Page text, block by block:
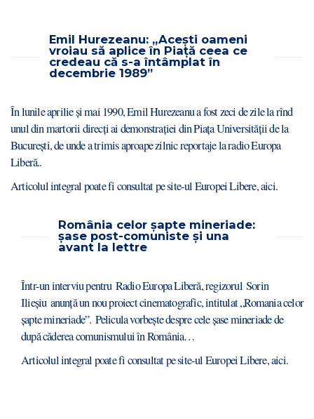
Emil Hurezeanu: „Acești oameni
vroiau să aplice în Piață ceea ce
credeau că s-a întâmplat în
decembrie 1989”
În lunile aprilie și mai 1990, Emil Hurezeanu a fost zeci de zile la rînd
unul din martorii direcți ai demonstrației din Piața Universității de la
București, de unde a trimis aproape zilnic reportaje la radio Europa
Liberă..
Articolul integral poate fi consultat pe site-ul Europei Libere,aici.
România celor șapte mineriade:
șase post-comuniste și una
avant la lettre
Într-un interviu pentru Radio Europa Liberă, regizorul Sorin
Ilieşiu anunţă un nou proiect cinematografic, intitulat „Romania celor
şapte mineriade”. Pelicula vorbeşte despre cele şase mineriade de
după căderea comunismului în România…
Articolul integral poate fi consultat pe site-ul Europei Libere,aici.